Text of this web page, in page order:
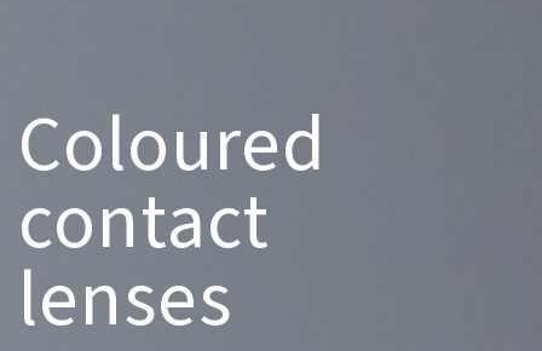
Coloured
contact
lenses